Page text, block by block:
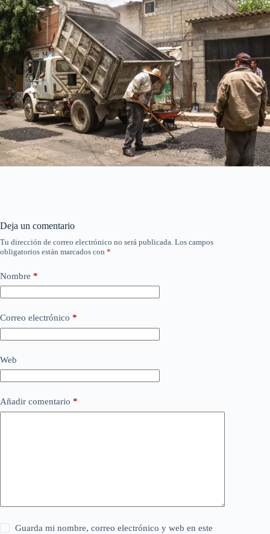
Deja un comentario
Tu dirección de correo electrónico no será publicada. Los campos
obligatorios están marcados con *
Nombre *
Correo electrónico *
Web
Añadir comentario *
Guarda mi nombre, correo electrónico y web en este